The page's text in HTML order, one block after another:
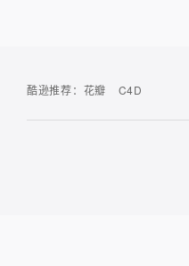
酷逊推荐： 花瓣 C4D